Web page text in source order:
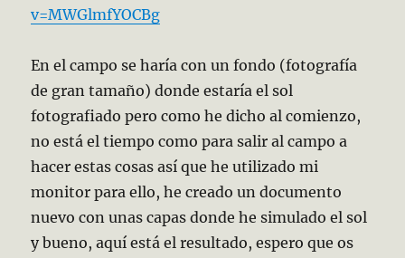
v=MWGlmfYOCBg
En el campo se haría con un fondo (fotografía
de gran tamaño) donde estaría el sol
fotografiado pero como he dicho al comienzo,
no está el tiempo como para salir al campo a
hacer estas cosas así que he utilizado mi
monitor para ello, he creado un documento
nuevo con unas capas donde he simulado el sol
y bueno, aquí está el resultado, espero que os